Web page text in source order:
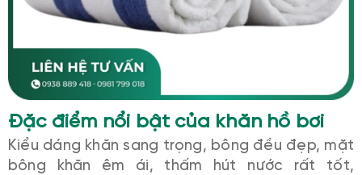
Đặc điểm nổi bật của khăn hồ bơi
Kiểu dáng khăn sang trọng, bông đều đẹp, mặt
bông khăn êm ái, thấm hút nước rất tốt,